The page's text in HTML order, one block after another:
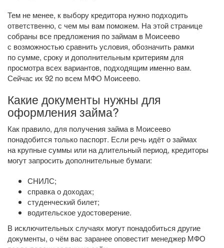
Тем не менее, к выбору кредитора нужно подходить
ответственно, с чем мы вам поможем. На этой странице
собраны все предложения по займам в Моисеево
с возможностью сравнить условия, обозначить рамки
по сумме, сроку и дополнительным критериям для
просмотра всех вариантов, подходящим именно вам.
Сейчас их 92 по всем МФО Моисеево.
Какие документы нужны для
оформления займа?
Как правило, для получения займа в Моисеево
понадобится только паспорт. Если речь идёт о займах
на крупные суммы или на длительный период, кредиторы
могут запросить дополнительные бумаги:
СНИЛС;
справка о доходах;
студенческий билет;
водительское удостоверение.
В исключительных случаях могут понадобиться другие
документы, о чём вас заранее оповестит менеджер МФО